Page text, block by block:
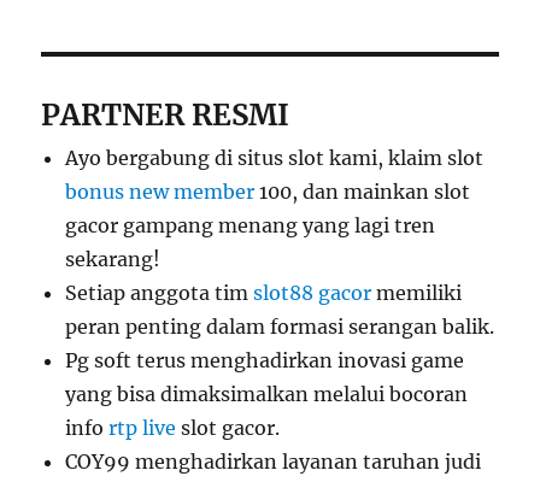
PARTNER RESMI
Ayo bergabung di situs slot kami, klaim slot
bonus new member 100, dan mainkan slot
gacor gampang menang yang lagi tren
sekarang!
Setiap anggota timslot88 gacor memiliki
peran penting dalam formasi serangan balik.
Pg soft terus menghadirkan inovasi game
yang bisa dimaksimalkan melalui bocoran
infortp live slot gacor.
COY99 menghadirkan layanan taruhan judi